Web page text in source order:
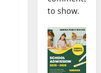
to show.